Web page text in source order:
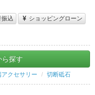
振込
ショッピングローン
ら探す
クセサリー 切断砥石